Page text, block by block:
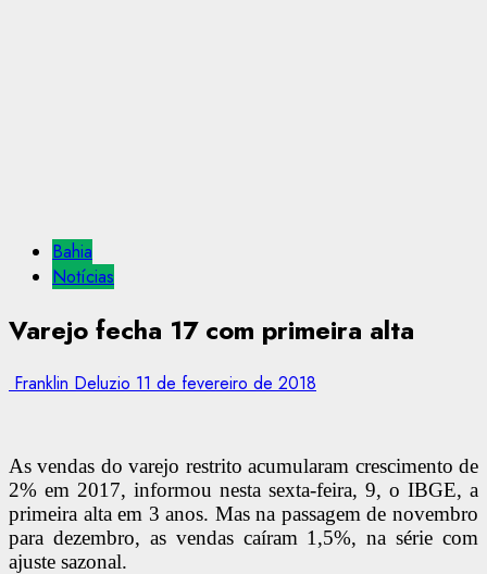
Bahia
Notícias
Varejo fecha 17 com primeira alta
Franklin Deluzio 11 de fevereiro de 2018
As vendas do varejo restrito acumularam crescimento de
2% em 2017, informou nesta sexta-feira, 9, o IBGE, a
primeira alta em 3 anos. Mas na passagem de novembro
para dezembro, as vendas caíram 1,5%, na série com
ajuste sazonal.